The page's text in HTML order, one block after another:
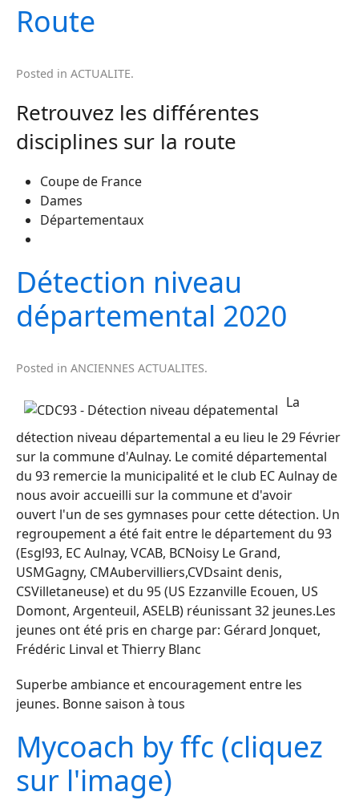
Route
Posted in ACTUALITE.
Retrouvez les différentes
disciplines sur la route
Coupe de France
Dames
Départementaux
Détection niveau
départemental 2020
Posted in ANCIENNES ACTUALITES.
La
détection niveau départemental a eu lieu le 29 Février
sur la commune d'Aulnay. Le comité départemental
du 93 remercie la municipalité et le club EC Aulnay de
nous avoir accueilli sur la commune et d'avoir
ouvert l'un de ses gymnases pour cette détection. Un
regroupement a été fait entre le département du 93
(Esgl93, EC Aulnay, VCAB, BCNoisy Le Grand,
USMGagny, CMAubervilliers,CVDsaint denis,
CSVilletaneuse) et du 95 (US Ezzanville Ecouen, US
Domont, Argenteuil, ASELB) réunissant 32 jeunes.Les
jeunes ont été pris en charge par: Gérard Jonquet,
Frédéric Linval et Thierry Blanc
Superbe ambiance et encouragement entre les
jeunes. Bonne saison à tous
Mycoach by ffc (cliquez
sur l'image)